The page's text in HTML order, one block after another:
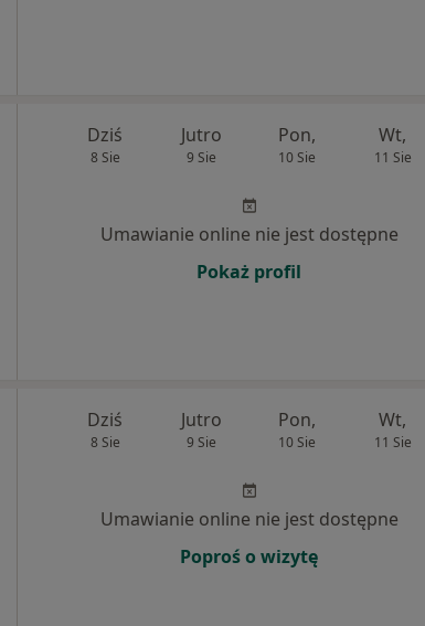
Dziś
8 Sie
Jutro
9 Sie
Pon,
10 Sie
Wt,
11 Sie
Umawianie online nie jest dostępne
Pokaż profil
Dziś
8 Sie
Jutro
9 Sie
Pon,
10 Sie
Wt,
11 Sie
Umawianie online nie jest dostępne
Poproś o wizytę